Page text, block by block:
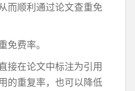
而顺利通过论文查重免
免费率。
接在论文中标注为引用
的重复率，也可以降低